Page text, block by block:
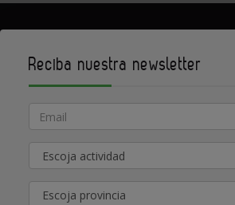
Contacte con nosotros
Reciba nuestra newsletter
Email
Actividad
Provincia